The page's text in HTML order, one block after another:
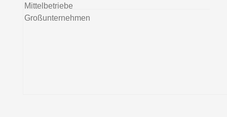
Mittelbetriebe
Großunternehmen